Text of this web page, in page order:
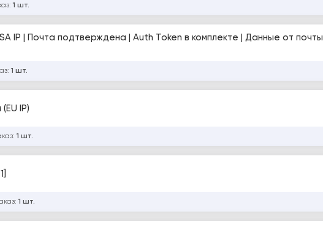
1 шт.
IP | Почта подтверждена | Auth Token в комплекте | Данные от почты
1 шт.
IP)
1 шт.
1 шт.